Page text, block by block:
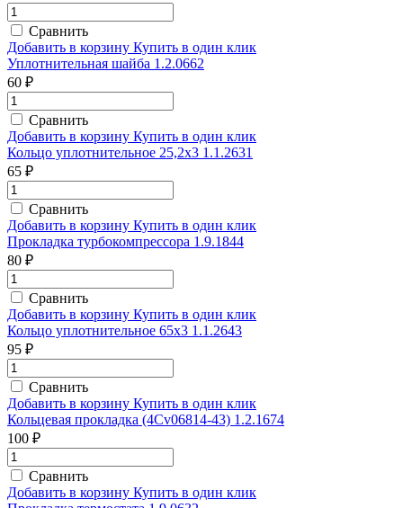
Сравнить
Добавить в корзину Купить в один клик
Уплотнительная шайба 1.2.0662
60 ₽
Сравнить
Добавить в корзину Купить в один клик
Кольцо уплотнительное 25,2х3 1.1.2631
65 ₽
Сравнить
Добавить в корзину Купить в один клик
Прокладка турбокомпрессора 1.9.1844
80 ₽
Сравнить
Добавить в корзину Купить в один клик
Кольцо уплотнительное 65х3 1.1.2643
95 ₽
Сравнить
Добавить в корзину Купить в один клик
Кольцевая прокладка (4Сv06814-43) 1.2.1674
100 ₽
Сравнить
Добавить в корзину Купить в один клик